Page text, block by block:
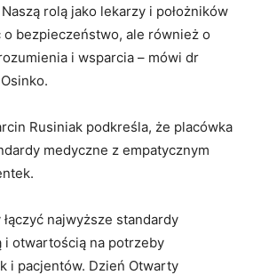
rolą jako lekarzy i położników
bezpieczeństwo, ale również o
i wsparcia – mówi dr
Rusiniak podkreśla, że placówka
medyczne z empatycznym
najwyższe standardy
i otwartością na potrzeby
i pacjentów. Dzień Otwarty